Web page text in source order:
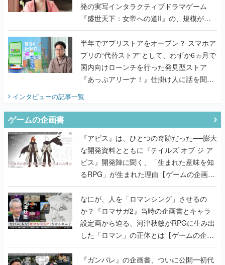
発の実写インタラクティブドラマゲーム
『盛世天下：女帝への道II』の、規模が違
うこだわりをプロデューサーに聞いた
半年でアプリストアをオープン？ スマホア
プリの“代替ストア”として、わずか6ヵ月で
国内向けローンチを行った発見型ストア
『あっぷアリーナ！』仕掛け人に話を聞い
インタビューの記事一覧
ゲームの企画書
『アビス』は、ひとつの奇跡だった──膨大
な開発資料とともに『テイルズ オブ ジ ア
ビス』開発陣に聞く、「生まれた意味を知
るRPG」が生まれた理由【ゲームの企画
書】
なにが、人を「ロマンシング」させるの
か？『ロマサガ2』当時の企画書とキャラ
設定画から迫る、河津秋敏がRPGに生み出
した「ロマン」の正体とは【ゲームの企画
書】
『ガンパレ』の企画書、ついに公開━初代